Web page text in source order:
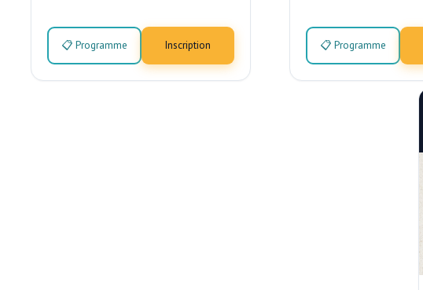
📋 Programme Inscription 📋 Programme